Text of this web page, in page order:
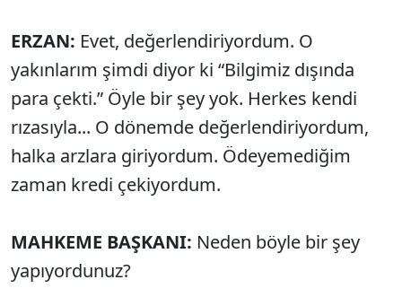
ERZAN: Evet, değerlendiriyordum. O
yakınlarım şimdi diyor ki “Bilgimiz dışında
para çekti.” Öyle bir şey yok. Herkes kendi
rızasıyla... O dönemde değerlendiriyordum,
halka arzlara giriyordum. Ödeyemediğim
zaman kredi çekiyordum.
MAHKEME BAŞKANI: Neden böyle bir şey
yapıyordunuz?